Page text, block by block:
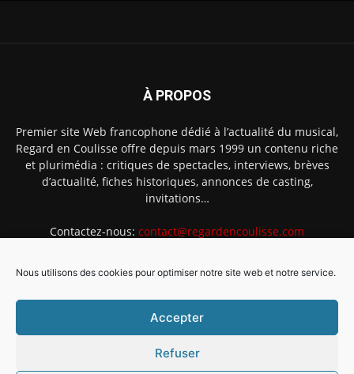
Nous utilisons des cookies pour optimiser notre site web et notre service.
Accepter
Refuser
À PROPOS
Premier site Web francophone dédié à l’actualité du musical,
Regard en Coulisse offre depuis mars 1999 un contenu riche
et plurimédia : critiques de spectacles, interviews, brèves
d’actualité, fiches historiques, annonces de casting,
invitations…
Contactez-nous: contact@regardencoulisse.com